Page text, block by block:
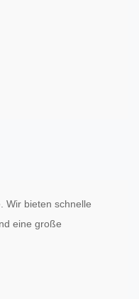
Wir bieten schnelle
eine große